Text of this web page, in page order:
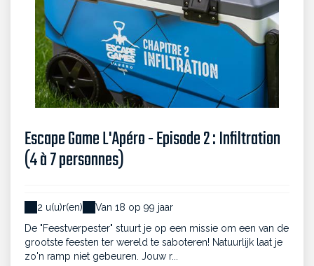
Escape Game L'Apéro - Episode 2 : Infiltration
(4 à 7 personnes)
2 u(u)r(en)
Van 18 op 99 jaar
De "Feestverpester" stuurt je op een missie om een van de
grootste feesten ter wereld te saboteren! Natuurlijk laat je
zo'n ramp niet gebeuren. Jouw r...